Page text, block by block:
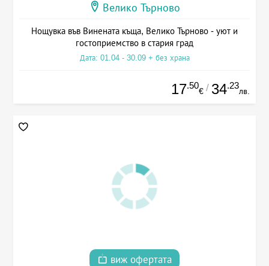
Велико Търново
Нощувка във Винената къща, Велико Търново - уют и
гостоприемство в стария град
Дата: 01.04 - 30.09 + без храна
17.50
€ / 34.23
лв.
виж офертата